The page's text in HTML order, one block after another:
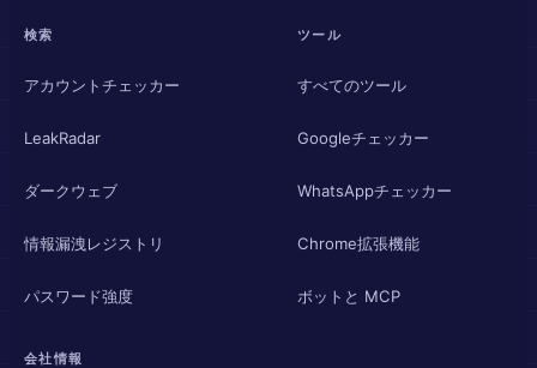
検索
アカウントチェッカー
LeakRadar
ダークウェブ
情報漏洩レジストリ
パスワード強度
ツール
すべてのツール
Googleチェッカー
WhatsAppチェッカー
Chrome拡張機能
ボットと MCP
会社情報